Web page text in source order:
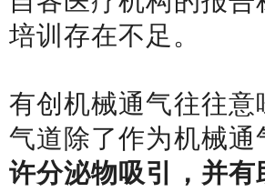
培训存在不足。
有创机械通气往往
气道除了作为机械
许分泌物吸引，并